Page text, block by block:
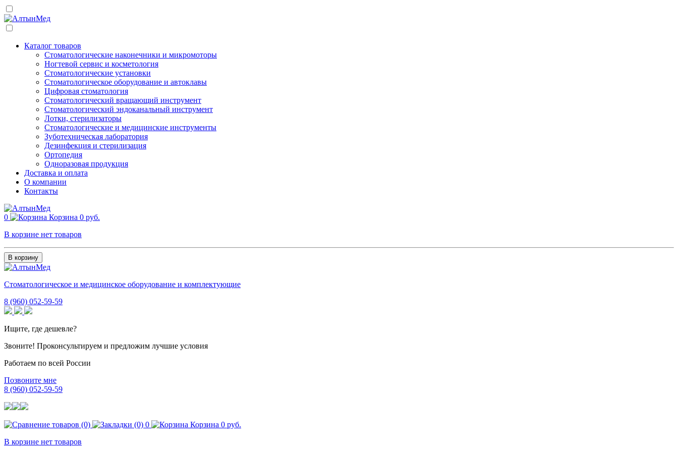
Каталог товаров
Стоматологические наконечники и микромоторы
Ногтевой сервис и косметология
Стоматологические установки
Стоматологическое оборудование и автоклавы
Цифровая стоматология
Стоматологический вращающий инструмент
Стоматологический эндоканальный инструмент
Лотки, стерилизаторы
Стоматологические и медицинские инструменты
Зуботехническая лаборатория
Дезинфекция и стерилизация
Ортопедия
Одноразовая продукция
Доставка и оплата
О компании
Контакты
0 Корзина 0 руб.
В корзине нет товаров
В корзину
Стоматологическое и медицинское оборудование и комплектующие
8 (960) 052-59-59
Ищите, где дешевле?
Звоните! Проконсультируем и предложим лучшие условия
Работаем по всей России
Позвоните мне
8 (960) 052-59-59
0 Корзина 0 руб.
В корзине нет товаров